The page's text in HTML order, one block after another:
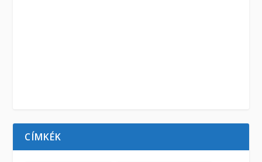
CÍMKÉK